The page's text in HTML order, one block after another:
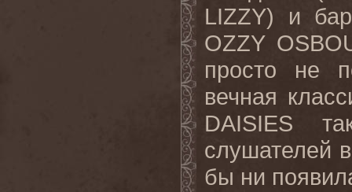
LIZZY) и
OZZY
просто не
вечная
DAISIES
слушателей
бы ни